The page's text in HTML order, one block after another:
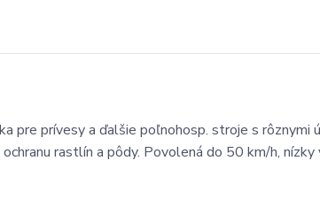
pre prívesy a ďalšie poľnohosp. stroje s rôznymi
rastlín a pôdy. Povolená do 50 km/h, nízky